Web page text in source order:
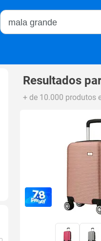
Buscar no Magalu
Resultados
+ de 10.000 produtos